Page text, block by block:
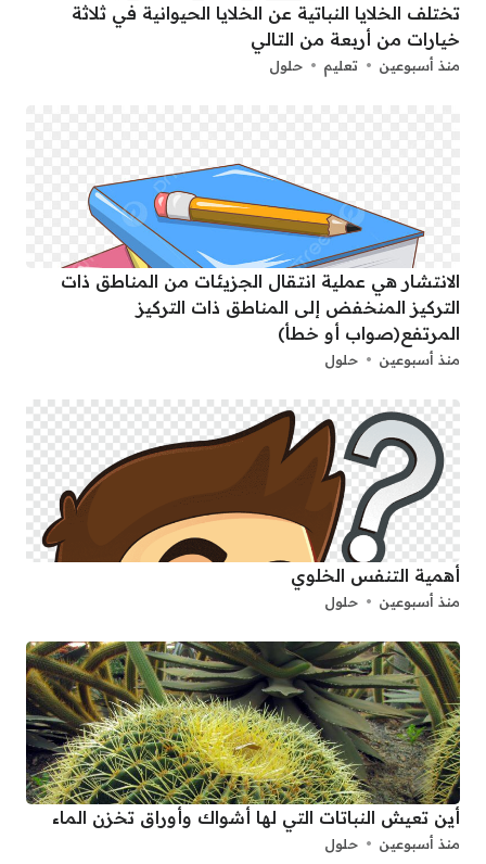
تختلف الخلايا النباتية عن الخلايا الحيوانية في ثلاثة
خيارات من أربعة من التالي
منذ أسبوعين تعليم حلول
الانتشار هي عملية انتقال الجزيئات من المناطق ذات
التركيز المنخفض إلى المناطق ذات التركيز
المرتفع(صواب أو خطأ)
منذ أسبوعين حلول
أهمية التنفس الخلوي
منذ أسبوعين حلول
أين تعيش النباتات التي لها أشواك وأوراق تخزن الماء
منذ أسبوعين حلول